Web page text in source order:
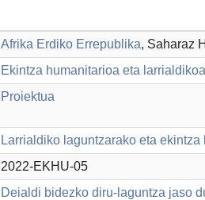
Afrika Erdiko Errepublika, Saharaz
Ekintza humanitarioa eta larrialdikoa
Proiektua
Larrialdiko laguntzarako eta
2022-EKHU-05
Deialdi bidezko diru-laguntza jaso